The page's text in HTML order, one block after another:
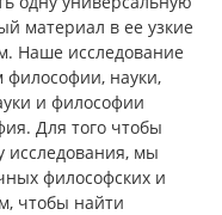
материал в ее узкие
Наше исследование
науки,
и философии
Для того чтобы
исследования, мы
философских и
чтобы найти